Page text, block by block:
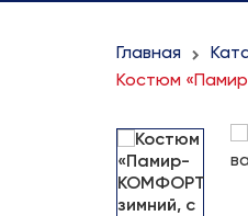
Главная
Костюм